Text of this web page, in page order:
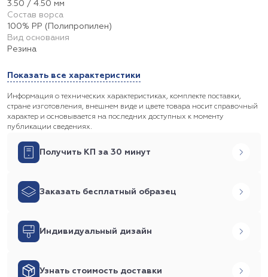
3.50 / 4.50 мм
Состав ворса
100% PP (Полипропилен)
Вид основания
Резина
Показать все характеристики
Информация о технических характеристиках, комплекте поставки,
стране изготовления, внешнем виде и цвете товара носит справочный
характер и основывается на последних доступных к моменту
публикации сведениях.
Получить КП за 30 минут
Заказать бесплатный образец
Индивидуальный дизайн
Узнать стоимость доставки